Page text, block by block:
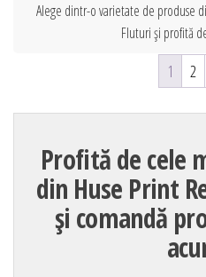
Alege dintr-o varietate de produse
Fluturi și profită
1 2
Profită de cele
din Huse Print
și comandă